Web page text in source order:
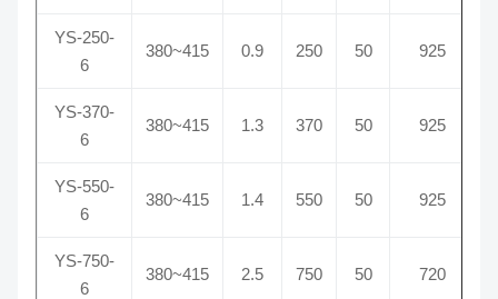
YS-250-
6
380~415 0.9 250 50 925
YS-370-
6
380~415 1.3 370 50 925
YS-550-
6
380~415 1.4 550 50 925
YS-750-
6
380~415 2.5 750 50 720